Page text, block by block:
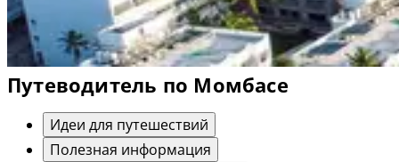
Путеводитель по Момбасе
Идеи для путешествий
Полезная информация